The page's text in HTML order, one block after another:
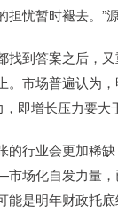
忧暂时褪去。”源
找到答案之后，
。市场普遍认为，
即增长压力要大
的行业会更加稀
场化自发力量，
是明年财政托底